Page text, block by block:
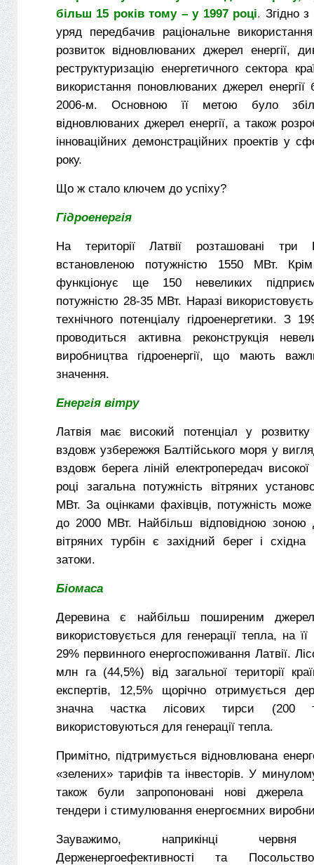
більш 15 років тому – у 1997 році. Згідно
уряд передбачив раціональне використання
розвиток відновлюваних джерел енергії,
реструктуризацію енергетичного сектора
використання поновлюваних джерел
2006-м. Основною її метою було
відновлюваних джерел енергії, а також
інноваційних демонстраційних проектів у
року.
Що ж стало ключем до успіху?
Гідроенергія
На території Латвії розташовані три
встановленою потужністю 1550 МВт.
функціонує ще 150 невеликих
потужністю 28-35 МВт. Наразі
технічного потенціалу гідроенергетики. З
проводиться активна реконструкція
виробництва гідроенергії, що мають
значення.
Енергія вітру
Латвія має високий потенціал у розвитку
вздовж узбережжя Балтійського моря у
вздовж берега ліній електропередач
році загальна потужність вітряних
МВт. За оцінками фахівців, потужність
до 2000 МВт. Найбільш відповідною зоною
вітряних турбін є західний берег і східна
затоки.
Біомаса
Деревина є найбільш поширеним
використовується для генерації тепла, на
29% первинного енергоспоживання Латвії.
млн га (44,5%) від загальної території
експертів, 12,5% щорічно отримується
значна частка лісових тирси
використовуються для генерації тепла.
Примітно, підтримується відновлювана
«зелених» тарифів та інвесторів. У
також були запропоновані нові джерела
тендери і стимулювання енергоємних
Зауважимо, наприкінці червня
Держенергоефективності та